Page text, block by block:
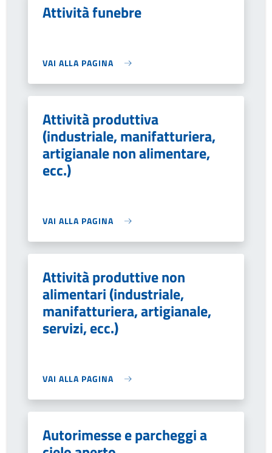
Attività funebre
VAI ALLA PAGINA
Attività produttiva
(industriale, manifatturiera,
artigianale non alimentare,
ecc.)
VAI ALLA PAGINA
Attività produttive non
alimentari (industriale,
manifatturiera, artigianale,
servizi, ecc.)
VAI ALLA PAGINA
Autorimesse e parcheggi a